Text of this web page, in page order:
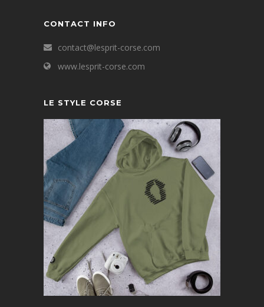
CONTACT INFO
contact@lesprit-corse.com
www.lesprit-corse.com
LE STYLE CORSE